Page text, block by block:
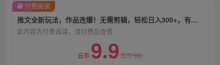
推文全新玩法，作品连爆！无需剪辑，轻松日入300+，有手必赚【揭秘】
此内容为付费阅读，请付费后查看
云币 9.9云币99
付费阅读